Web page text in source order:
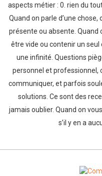
aspects métier : 0. rien du
Quand on parle d’une
présente ou absente. Quand
être vide ou contenir un seul
une infinité. Questions
personnel et professionnel,
communiquer, et parfois
solutions. Ce sont des
jamais oublier. Quand on
s’il y en a